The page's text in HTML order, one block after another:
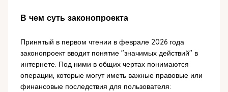
В чем суть законопроекта
Принятый в первом чтении в феврале 2026 года
законопроект вводит понятие "значимых действий" в
интернете. Под ними в общих чертах понимаются
операции, которые могут иметь важные правовые или
финансовые последствия для пользователя: